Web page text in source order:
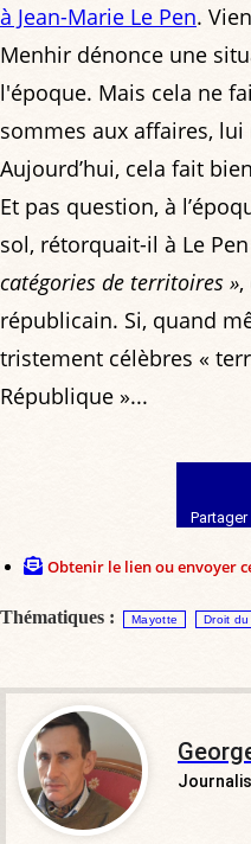
à Jean-Marie Le Pen.
Menhir dénonce une
l'époque. Mais cela ne
sommes aux affaires,
Aujourd’hui, cela fait
Et pas question, à
sol, rétorquait-il à Le
catégories de territoires »
républicain. Si, quand
tristement célèbres «
République »...
Obtenir le lien ou envoyer
Thématiques : Mayotte Droit du